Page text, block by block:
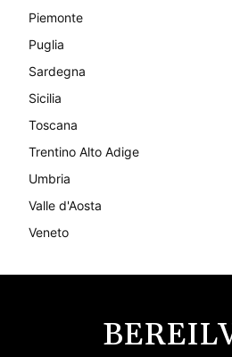
Piemonte
Puglia
Sardegna
Sicilia
Toscana
Trentino Alto Adige
Umbria
Valle d'Aosta
Veneto